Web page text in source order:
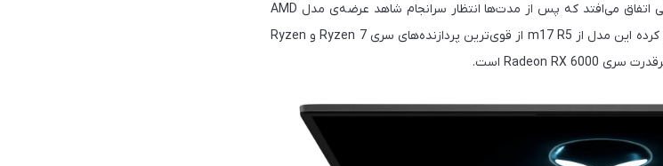
معرفی کانفیگ ۴۸۰ هرتز لپ‌تاپ‌های الین ور در حالی اتفاق می‌افتد که پس از مدت‌ها انتظار سرانجام شاهد عرضه‌ی مدل AMD
Advantage لپ‌تاپ m17 R5 هستیم. الین ور اعلام کرده این مدل از m17 R5 از قوی‌ترین پردازنده‌های سری Ryzen 7 و Ryzen